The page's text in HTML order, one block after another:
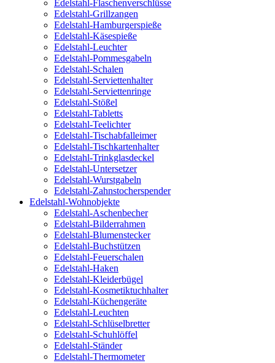
Edelstahl-Flaschenverschlüsse
Edelstahl-Grillzangen
Edelstahl-Hamburgerspieße
Edelstahl-Käsespieße
Edelstahl-Leuchter
Edelstahl-Pommesgabeln
Edelstahl-Schalen
Edelstahl-Serviettenhalter
Edelstahl-Serviettenringe
Edelstahl-Stößel
Edelstahl-Tabletts
Edelstahl-Teelichter
Edelstahl-Tischabfalleimer
Edelstahl-Tischkartenhalter
Edelstahl-Trinkglasdeckel
Edelstahl-Untersetzer
Edelstahl-Wurstgabeln
Edelstahl-Zahnstocherspender
Edelstahl-Wohnobjekte
Edelstahl-Aschenbecher
Edelstahl-Bilderrahmen
Edelstahl-Blumenstecker
Edelstahl-Buchstützen
Edelstahl-Feuerschalen
Edelstahl-Haken
Edelstahl-Kleiderbügel
Edelstahl-Kosmetiktuchhalter
Edelstahl-Küchengeräte
Edelstahl-Leuchten
Edelstahl-Schlüselbretter
Edelstahl-Schuhlöffel
Edelstahl-Ständer
Edelstahl-Thermometer